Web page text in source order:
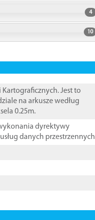
4
10
Jest to
na arkusze według
0.25m.
wykonania dyrektywy
danych przestrzennych